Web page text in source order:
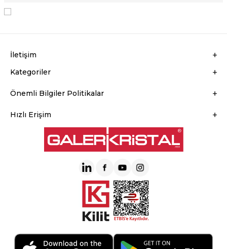
İletişim
Kategoriler
Önemli Bilgiler Politikalar
Hızlı Erişim